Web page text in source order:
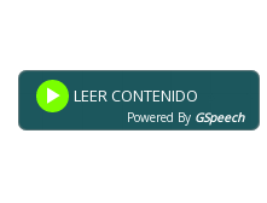
Powered By GSpeech